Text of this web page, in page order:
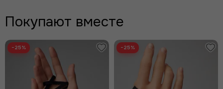
Покупают вместе
−25% −25%